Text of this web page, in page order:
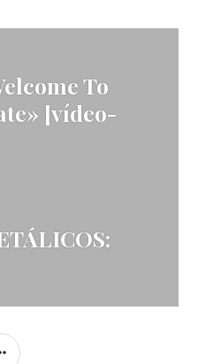
To
[vídeo-
SIDEBAR